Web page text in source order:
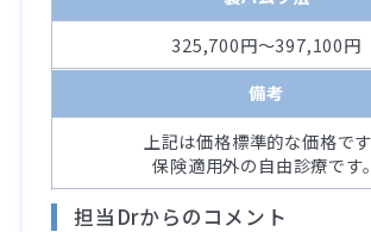
325,700円～397,100円
備考
上記は価格標準的な価格です
保険適用外の自由診療です。
担当Drからのコメント